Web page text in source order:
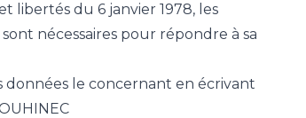
libertés du 6 janvier 1978, les
nécessaires pour répondre à sa
données le concernant en écrivant